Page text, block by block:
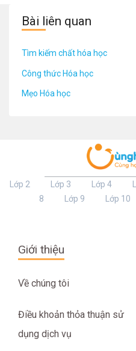
Bài liên quan
Tìm kiếm chất hóa học
Công thức Hóa học
Mẹo Hóa học
Lớp 2 Lớp 3 Lớp 4
8
Lớp 9 Lớp 10
Giới thiệu
Về chúng tôi
Điều khoản thỏa thuận sử
dụng dịch vụ